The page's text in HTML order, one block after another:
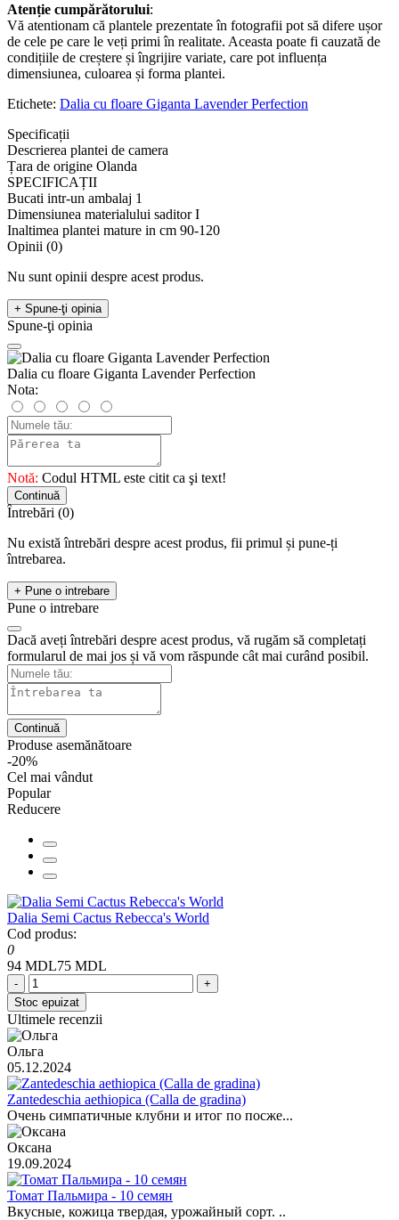
Atenție cumpărătorului:
Vă atentionam că plantele prezentate în fotografii pot să difere ușor
de cele pe care le veți primi în realitate. Aceasta poate fi cauzată de
condițiile de creștere și îngrijire variate, care pot influența
dimensiunea, culoarea și forma plantei.
Etichete: Dalia cu floare Giganta Lavender Perfection
Specificații
Descrierea plantei de camera
Țara de origine Olanda
SPECIFICAȚII
Bucati intr-un ambalaj 1
Dimensiunea materialului saditor I
Inaltimea plantei mature in cm 90-120
Opinii (0)
Nu sunt opinii despre acest produs.
+ Spune-ţi opinia
Spune-ţi opinia
Dalia cu floare Giganta Lavender Perfection
Nota:
Notă: Codul HTML este citit ca şi text!
Continuă
Întrebări (0)
Nu există întrebări despre acest produs, fii primul și pune-ți
întrebarea.
+ Pune o intrebare
Pune o intrebare
Dacă aveți întrebări despre acest produs, vă rugăm să completați
formularul de mai jos și vă vom răspunde cât mai curând posibil.
Continuă
Produse asemănătoare
-20%
Cel mai vândut
Popular
Reducere
Dalia Semi Cactus Rebecca's World
Cod produs:
0
94 MDL75 MDL
-
+
Stoc epuizat
Ultimele recenzii
Ольга
05.12.2024
Zantedeschia aethiopica (Calla de gradina)
Очень симпатичные клубни и итог по посже...
Оксана
19.09.2024
Томат Пальмира - 10 семян
Вкусные, кожица твердая, урожайный сорт. ..